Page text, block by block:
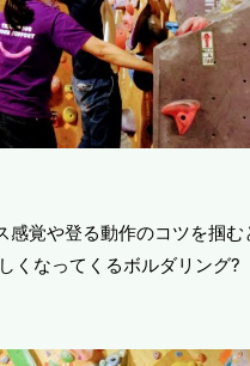
感覚や登る動作のコツを掴
くなってくるボルダリング?